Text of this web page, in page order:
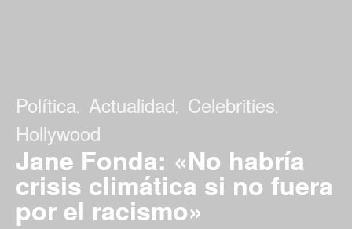
Política Actualidad Celebrities
Hollywood
Jane Fonda: «No habría
crisis climática si no fuera
por el racismo»